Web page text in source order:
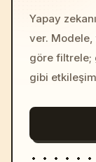
Yapay
ver. Modele,
göre filtrele;
gibi